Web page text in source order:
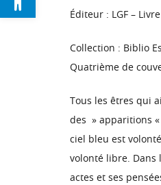
Éditeur : LGF –
Collection : Biblio
Quatrième de
Tous les êtres qui
des » apparitions
ciel bleu est
volonté libre. Dans
actes et ses